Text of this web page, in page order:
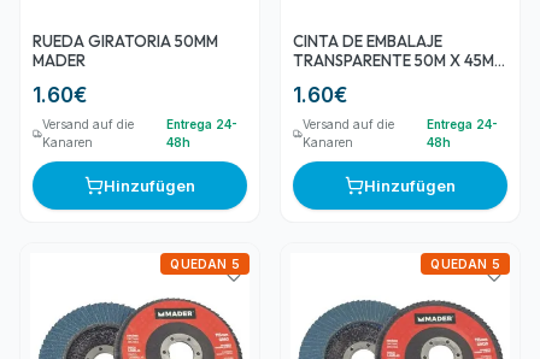
RUEDA GIRATORIA 50MM
MADER
1.60€
Versand auf die
Kanaren
Entrega 24-
48h
Hinzufügen
CINTA DE EMBALAJE
TRANSPARENTE 50M X 45MM
1.60€
Versand auf die
Kanaren
Entrega 24-
48h
Hinzufügen
QUEDAN 5 QUEDAN 5